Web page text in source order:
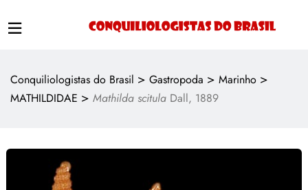
Conquiliologistas do Brasil > Gastropoda > Marinho >
MATHILDIDAE > Mathilda scitula Dall, 1889